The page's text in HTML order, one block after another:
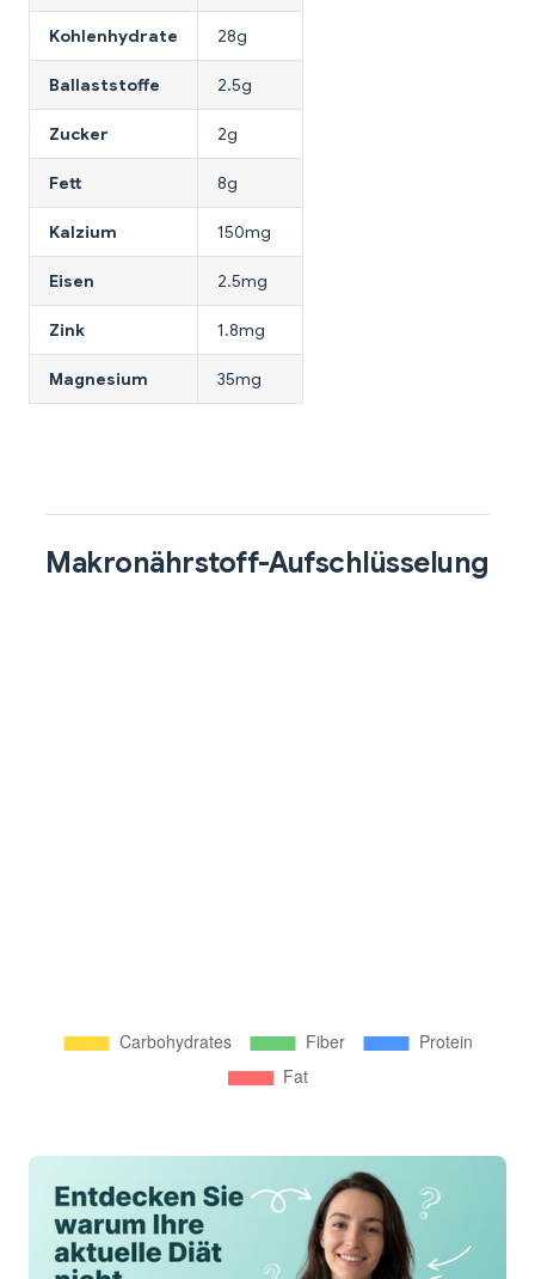
Kohlenhydrate 28g
Ballaststoffe 2.5g
Zucker 2g
Fett 8g
Kalzium 150mg
Eisen 2.5mg
Zink 1.8mg
Magnesium 35mg
Makronährstoff-Aufschlüsselung